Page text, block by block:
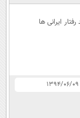
ایرانی ها